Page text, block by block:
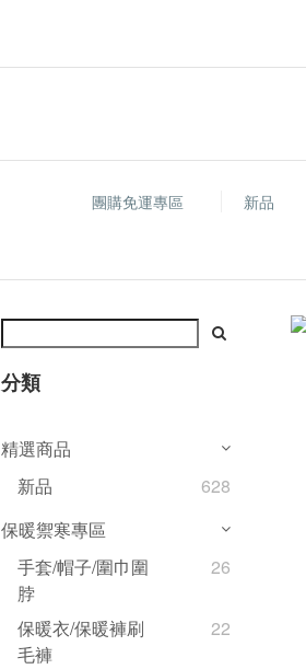
團購免運專區 新品
分類
精選商品
新品
628
保暖禦寒專區
手套/帽子/圍巾圍
脖
26
保暖衣/保暖褲刷
毛褲
22